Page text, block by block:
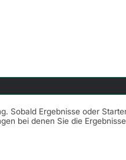
Sobald Ergebnisse oder
bei denen Sie die